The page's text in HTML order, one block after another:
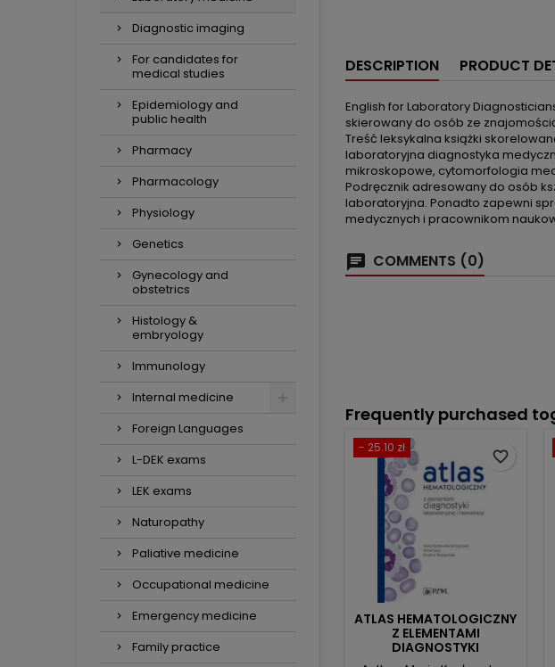
Diagnostic imaging
For candidates for
medical studies
Epidemiology and
public health
Pharmacy
Pharmacology
Physiology
Genetics
Gynecology and
obstetrics
Histology &
embryology
Immunology
Internal medicine
Foreign Languages
L-DEK exams
LEK exams
Naturopathy
Paliative medicine
Occupational medicine
Emergency medicine
Family practice
DESCRIPTION PRODUCT
English for Laboratory
skierowany do osób ze
Treść leksykalna książki
laboratoryjna diagnostyka
mikroskopowe, cytomorfologia
Podręcznik adresowany do osób
laboratoryjna. Ponadto zapewni
medycznych i pracownikom
COMMENTS (0)
Frequently purchased
- 25.10 zł
ATLAS HEMATOLOGICZNY
Z ELEMENTAMI
DIAGNOSTYKI
LABORATORYJNEJ I
favorite_border